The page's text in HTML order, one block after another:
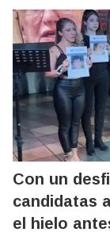
Con un
candidatas
el hielo